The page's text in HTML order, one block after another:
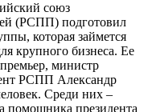
союз
(РСПП) подготовил
которая займется
крупного бизнеса. Ее
министр
РСПП Александр
Среди них –
помощника президента